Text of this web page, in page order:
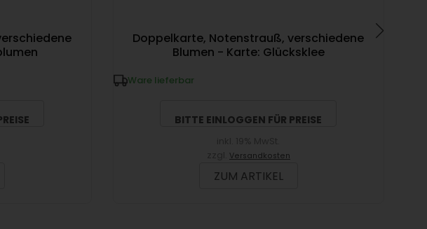
Doppelkarte, Notenstrauß, verschiedene
Blumen - Karte: Glücksklee
Ware lieferbar
BITTE EINLOGGEN FÜR PREISE
Versandkosten
ZUM ARTIKEL